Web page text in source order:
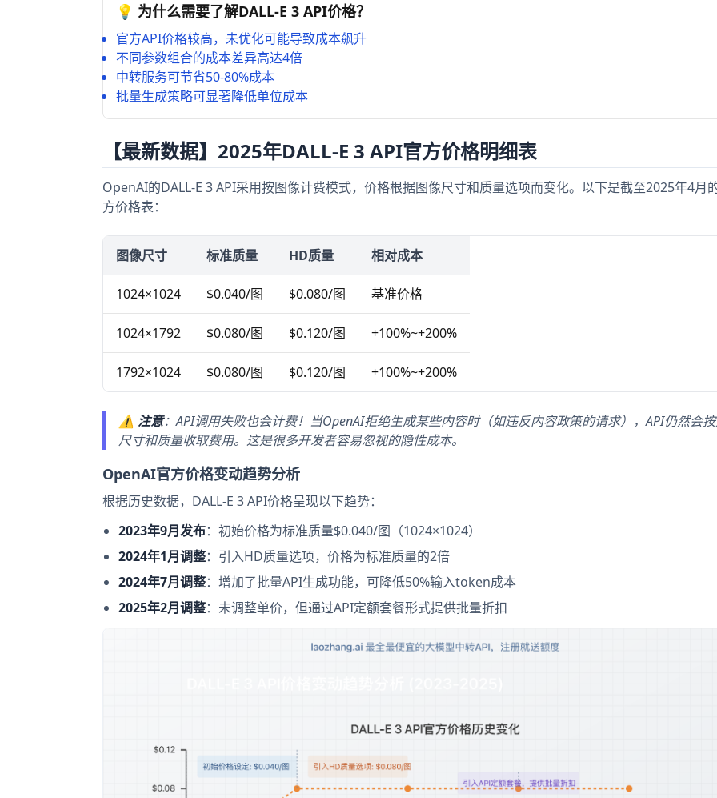
💡 为什么需要了解DALL-E 3 API价格？
官方API价格较高，未优化可能导致成本飙升
不同参数组合的成本差异高达4倍
中转服务可节省50-80%成本
批量生成策略可显著降低单位成本
【最新数据】2025年DALL-E 3 API官方价格明细表
OpenAI的DALL-E 3 API采用按图像计费模式，价格根据图像尺寸和质量选项而变化。以下是截至2025年4月
方价格表：
图像尺寸 标准质量 HD质量 相对成本
1024×1024 $0.040/图 $0.080/图 基准价格
1024×1792 $0.080/图 $0.120/图 +100%~+200%
1792×1024 $0.080/图 $0.120/图 +100%~+200%
⚠️ 注意：API调用失败也会计费！当OpenAI拒绝生成某些内容时（如违反内容政策的请求），API仍然会
尺寸和质量收取费用。这是很多开发者容易忽视的隐性成本。
OpenAI官方价格变动趋势分析
根据历史数据，DALL-E 3 API价格呈现以下趋势：
2023年9月发布：初始价格为标准质量$0.040/图（1024×1024）
2024年1月调整：引入HD质量选项，价格为标准质量的2倍
2024年7月调整：增加了批量API生成功能，可降低50%输入token成本
2025年2月调整：未调整单价，但通过API定额套餐形式提供批量折扣